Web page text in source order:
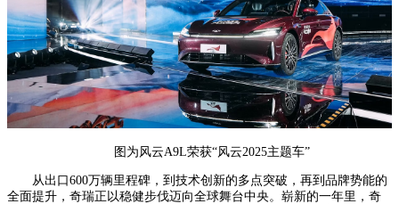
图为风云A9L荣获“风云2025主题车”
从出口600万辆里程碑，到技术创新的多点突破，再到品牌势能的
全面提升，奇瑞正以稳健步伐迈向全球舞台中央。崭新的一年里，奇